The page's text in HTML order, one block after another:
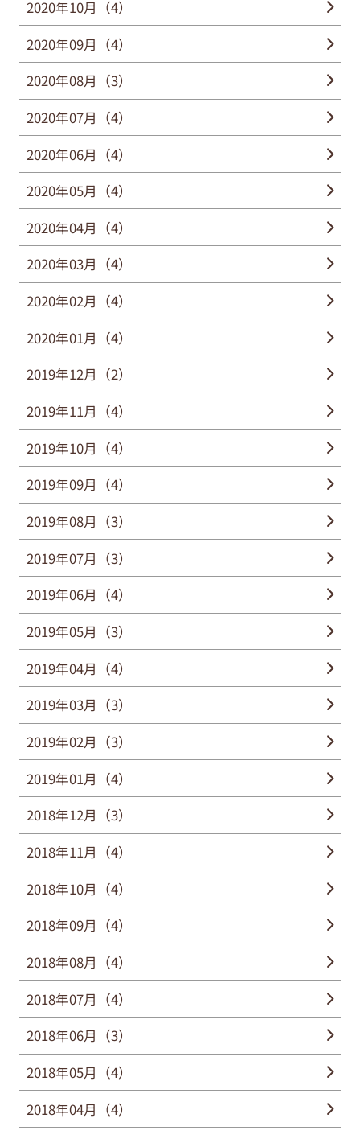
2020年10月（4）
2020年09月（4）
2020年08月（3）
2020年07月（4）
2020年06月（4）
2020年05月（4）
2020年04月（4）
2020年03月（4）
2020年02月（4）
2020年01月（4）
2019年12月（2）
2019年11月（4）
2019年10月（4）
2019年09月（4）
2019年08月（3）
2019年07月（3）
2019年06月（4）
2019年05月（3）
2019年04月（4）
2019年03月（3）
2019年02月（3）
2019年01月（4）
2018年12月（3）
2018年11月（4）
2018年10月（4）
2018年09月（4）
2018年08月（4）
2018年07月（4）
2018年06月（3）
2018年05月（4）
2018年04月（4）